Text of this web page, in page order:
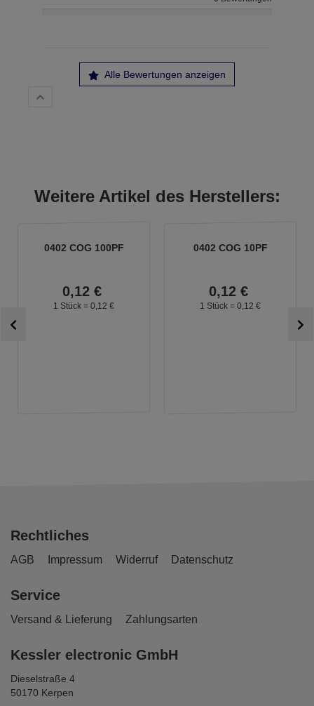
Alle Bewertungen anzeigen
Weitere Artikel des Herstellers:
0402 COG 100PF
0,12 €
1 Stück = 0, 12 €
0402 COG 10PF
0,12 €
1 Stück = 0, 12 €
Rechtliches
AGB Impressum Widerruf Datenschutz
Service
Versand & Lieferung Zahlungsarten
Kessler electronic GmbH
Dieselstraße 4
50170 Kerpen